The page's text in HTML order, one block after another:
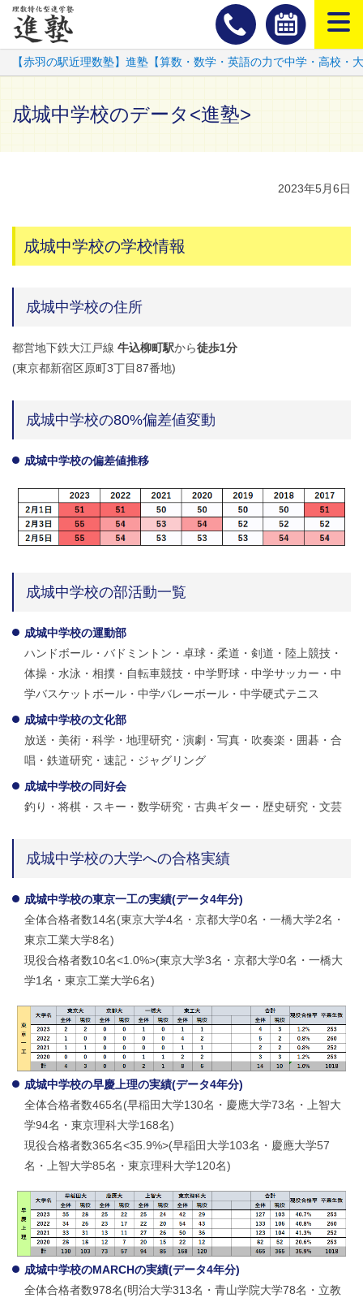
スマート
【赤羽の駅近理数塾】進塾【算数・数学・英語の力で中学・高校・
成城中学校のデータ<進塾>
2023年5月6日
成城中学校の学校情報
成城中学校の住所
都営地下鉄大江戸線 牛込柳町駅から徒歩1分
(東京都新宿区原町3丁目87番地)
成城中学校の80%偏差値変動
成城中学校の偏差値推移
成城中学校の部活動一覧
成城中学校の運動部
ハンドボール・バドミントン・卓球・柔道・剣道・陸上競技・
体操・水泳・相撲・自転車競技・中学野球・中学サッカー・中
学バスケットボール・中学バレーボール・中学硬式テニス
成城中学校の文化部
放送・美術・科学・地理研究・演劇・写真・吹奏楽・囲碁・合
唱・鉄道研究・速記・ジャグリング
成城中学校の同好会
釣り・将棋・スキー・数学研究・古典ギター・歴史研究・文芸
成城中学校の大学への合格実績
成城中学校の東京一工の実績(データ4年分)
全体合格者数14名(東京大学4名・京都大学0名・一橋大学2名・
東京工業大学8名)
現役合格者数10名<1.0%>(東京大学3名・京都大学0名・一橋大
学1名・東京工業大学6名)
成城中学校の早慶上理の実績(データ4年分)
全体合格者数465名(早稲田大学130名・慶應大学73名・上智大
学94名・東京理科大学168名)
現役合格者数365名<35.9%>(早稲田大学103名・慶應大学57
名・上智大学85名・東京理科大学120名)
成城中学校のMARCHの実績(データ4年分)
全体合格者数978名(明治大学313名・青山学院大学78名・立教